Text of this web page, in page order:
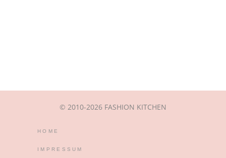
© 2010-2026 FASHION KITCHEN
HOME
IMPRESSUM